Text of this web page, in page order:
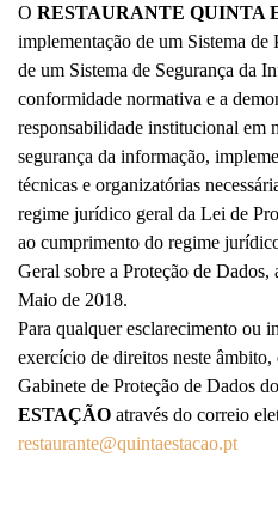
O RESTAURANTE QUINTA
implementação de um Sistema de
de um Sistema de Segurança da
conformidade normativa e a
responsabilidade institucional em
segurança da informação,
técnicas e organizatórias
regime jurídico geral da Lei de
ao cumprimento do regime
Geral sobre a Proteção de
Maio de 2018.
Para qualquer esclarecimento ou
exercício de direitos neste âmbito,
Gabinete de Proteção de Dados do
ESTAÇÃO através do correio
restaurante@quintaestacao.pt